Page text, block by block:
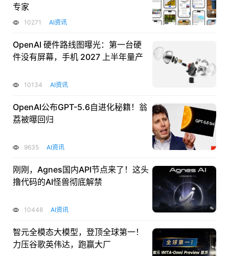
专家
10271 AI资讯
OpenAI 硬件路线图曝光：第一台硬
件没有屏幕，手机 2027 上半年量产
10134 AI资讯
OpenAI公布GPT-5.6自进化秘籍！翁
荔被曝回归
9635 AI资讯
刚刚，Agnes国内API节点来了！这头
撸代码的AI怪兽彻底解禁
10448 AI资讯
智元全模态大模型，登顶全球第一！
力压谷歌英伟达，跑赢大厂